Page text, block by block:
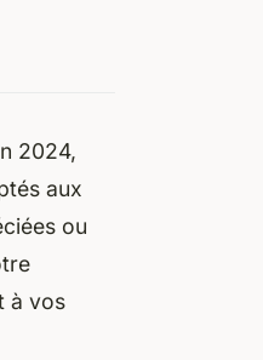
2024,
aux
ou
à vos